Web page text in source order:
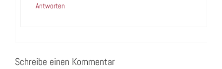
Antworten
Schreibe einen Kommentar